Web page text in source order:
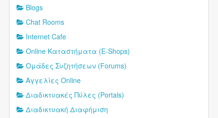
Blogs
Chat Rooms
Internet Cafe
Online Καταστήματα (E-Shops)
Oμάδες Συζητήσεων (Forums)
Αγγελίες Online
Διαδικτυακές Πύλες (Portals)
Διαδικτυακή Διαφήμιση